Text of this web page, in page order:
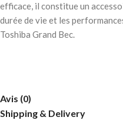
efficace, il constitue un
durée de vie et les
Toshiba Grand Bec.
Avis (0)
Shipping & Delivery